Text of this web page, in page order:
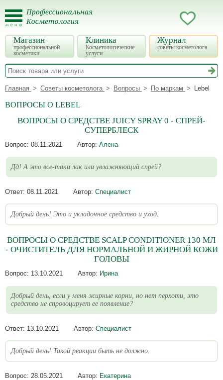
Магазин
профессиональной
косметики
Клиника
Косметологические
услуги
Журнал
советы косметолога
Главная Советы косметолога Вопросы По маркам Lebel
ВОПРОСЫ О LEBEL
ВОПРОСЫ О СРЕДСТВЕ JUICY SPRAY 0 - СПРЕЙ-
СУПЕРБЛЕСК
Вопрос: 08.11.2021 Автор: Алена
Дд! А это все-таки лак или увлажняющий спрей?
Ответ: 08.11.2021 Автор: Специалист
Добрый день! Это и укладочное средство и уход.
ВОПРОСЫ О СРЕДСТВЕ SCALP CONDITIONER 130 МЛ
- ОЧИСТИТЕЛЬ ДЛЯ НОРМАЛЬНОЙ И ЖИРНОЙ КОЖИ
ГОЛОВЫ
Вопрос: 13.10.2021 Автор: Ирина
Добрый день, если у меня жирные корни, но нет перхоти, это
средство не спровоцирует ее появление?
Ответ: 13.10.2021 Автор: Специалист
Добрый день! Такой реакции быть не должно.
Вопрос: 28.05.2021 Автор: Екатерина